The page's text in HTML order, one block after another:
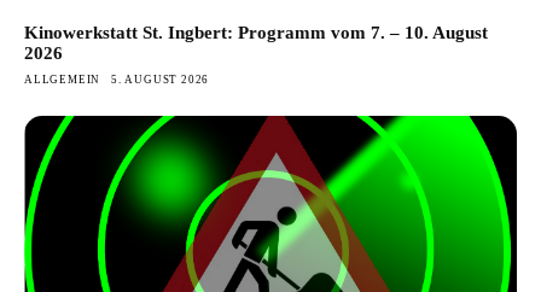
Kinowerkstatt St. Ingbert: Programm vom 7. – 10. August
2026
ALLGEMEIN 5. AUGUST 2026